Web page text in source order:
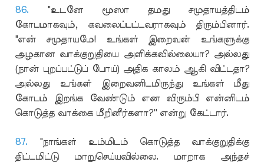
86. "உடனே மூஸா தமது சமுதாயத்திடம்
கோபமாகவும், கவலைப்பட்டவராகவும் திரும்பினார்.
"என் சமுதாயமே! உங்கள் இறைவன் உங்களுக்கு
அழகான வாக்குறுதியை அளிக்கவில்லையா? அல்லது
(நான் புறப்பட்டுப் போய்) அதிக காலம் ஆகி விட்டதா?
அல்லது உங்கள் இறைவனிடமிருந்து உங்கள் மீது
கோபம் இறங்க வேண்டும் என விரும்பி என்னிடம்
கொடுத்த வாக்கை மீறினீர்களா?'' என்று கேட்டார்.
87. "நாங்கள் உம்மிடம் கொடுத்த வாக்குறுதிக்கு
திட்டமிட்டு மாறுசெய்யவில்லை. மாறாக அந்தச்